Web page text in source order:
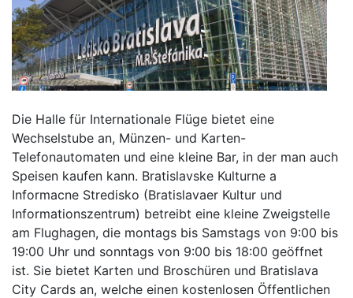
Die Halle für Internationale Flüge bietet eine
Wechselstube an, Münzen- und Karten-
Telefonautomaten und eine kleine Bar, in der man auch
Speisen kaufen kann. Bratislavske Kulturne a
Informacne Stredisko (Bratislavaer Kultur und
Informationszentrum) betreibt eine kleine Zweigstelle
am Flughagen, die montags bis Samstags von 9:00 bis
19:00 Uhr und sonntags von 9:00 bis 18:00 geöffnet
ist. Sie bietet Karten und Broschüren und Bratislava
City Cards an, welche einen kostenlosen Öffentlichen